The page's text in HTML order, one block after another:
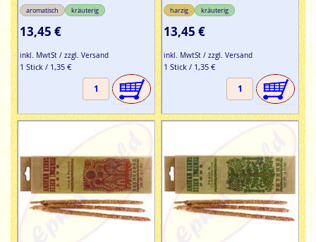
aromatisch kräuterig
13,45 €
inkl. MwtSt / zzgl. Versand
1 Stick / 1,35 €
harzig kräuterig
13,45 €
inkl. MwtSt / zzgl. Versand
1 Stick / 1,35 €